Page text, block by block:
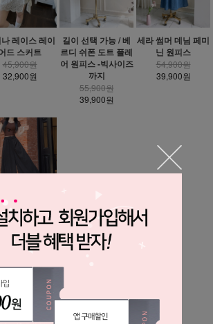
레이스 레이
드 스커트
45,900원
32,900원
길이 선택 가능 / 베
르디 쉬폰 도트 플레
어 원피스 -빅사이즈
까지
55,900원
39,900원
세라 썸머 데님 페미
닌 원피스
54,900원
39,900원
스락 벌룬 와
이드 팬츠
35,900원
25,900원
MORE ▼